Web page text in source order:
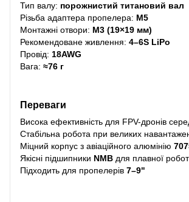
Тип валу: порожнистий титановий вал
Різьба адаптера пропелера: M5
Монтажні отвори: M3 (19×19 мм)
Рекомендоване живлення: 4–6S LiPo
Провід: 18AWG
Вага: ≈76 г
Переваги
Висока ефективність для FPV-дронів
Стабільна робота при великих
Міцний корпус з авіаційного алюмінію
Якісні підшипники NMB для плавної
Підходить для пропелерів 7–9"